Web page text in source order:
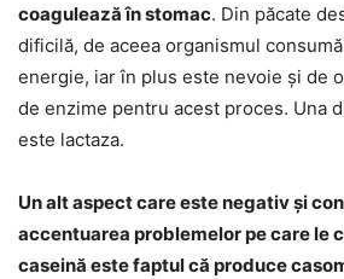
coagulează în stomac. Din păcate
dificilă, de aceea organismul
energie, iar în plus este nevoie și de
de enzime pentru acest proces. Una
este lactaza.
Un alt aspect care este negativ și
accentuarea problemelor pe care le
caseină este faptul că produce